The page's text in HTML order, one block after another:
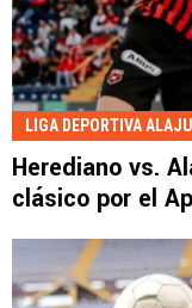
LIGA DEPORTIVA
Herediano vs.
clásico por el